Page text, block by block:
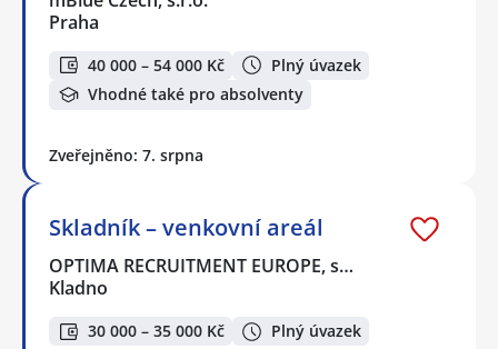
Praha
40 000 – 54 000 Kč
Plný úvazek
Vhodné také pro absolventy
Zveřejněno: 7. srpna
Skladník – venkovní areál
OPTIMA RECRUITMENT EUROPE, s…
Kladno
30 000 – 35 000 Kč Plný úvazek